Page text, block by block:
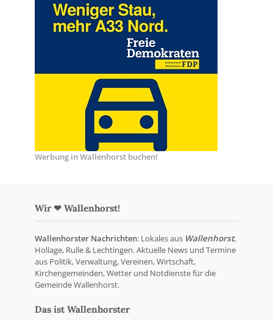
Werbung in Wallenhorst buchen!
Wir ❤ Wallenhorst!
Wallenhorster Nachrichten: Lokales aus Wallenhorst,
Hollage, Rulle & Lechtingen. Aktuelle News und Termine
aus Politik, Verwaltung, Vereinen, Wirtschaft,
Kirchengemeinden, Wetter und Notdienste für die
Gemeinde Wallenhorst.
Das ist Wallenhorster